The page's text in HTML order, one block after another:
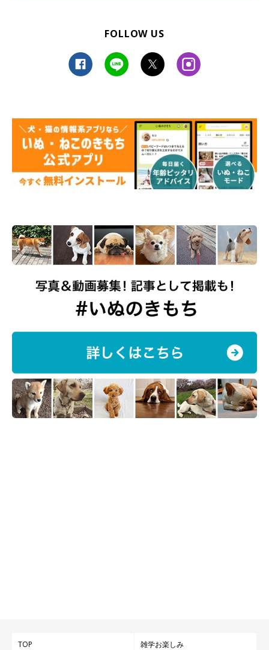
「膝の手術を控えていたのでバギーで散歩をしていたら
『変な物に乗せている』『犬なのに歩かせないのはおかし
い』と言われました」
れた」
「『面倒見すぎて虚弱なんじゃないか』と言われたとき」
getty
FOLLOW US
TOP 雑学お楽しみ